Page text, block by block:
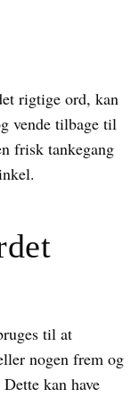
rigtige ord, kan
vende tilbage til
frisk tankegang
til at
nogen frem og
kan have